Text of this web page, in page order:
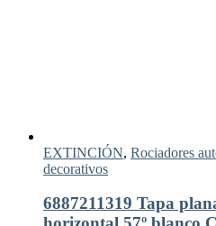
EXTINCIÓN, Rociadores
decorativos
6887211319 Tapa